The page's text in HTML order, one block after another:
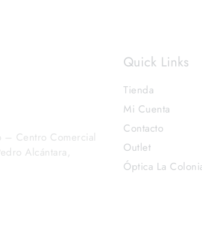
Centro Comercial
Alcántara,
Quick Links
Tienda
Mi Cuenta
Contacto
Outlet
Óptica La